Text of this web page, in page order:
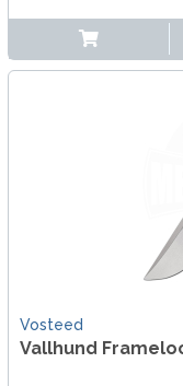
Vosteed
Vallhund